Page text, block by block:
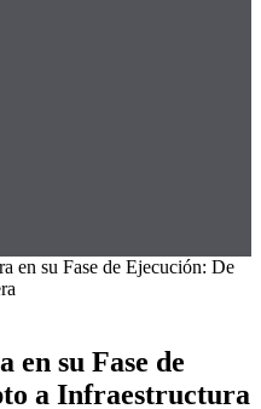
en su Fase de Ejecución: De
en su Fase de
a Infraestructura